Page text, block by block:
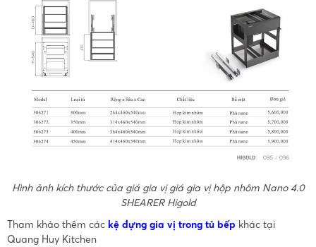
Hình ảnh kích thước của giá gia vị giá gia vị hộp nhôm Nano 4.0
SHEARER Higold
Tham khảo thêm các kệ đựng gia vị trong tủ bếp khác tại
Quang Huy Kitchen